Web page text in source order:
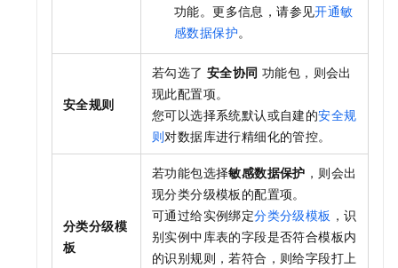
功能。更多信息，请参见开通敏
感数据保护。
安全规则
若勾选了 安全协同功能包，则会出
现此配置项。
您可以选择系统默认或自建的安全规
则对数据库进行精细化的管控。
分类分级模
板
若功能包选择敏感数据保护 ，则会出
现分类分级模板的配置项。
可通过给实例绑定分类分级模板 ，识
别实例中库表的字段是否符合模板内
的识别规则，若符合，则给字段打上